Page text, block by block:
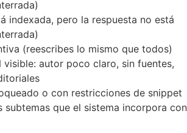
indexada, pero la respuesta no está
(reescribes lo mismo que todos)
visible: autor poco claro, sin fuentes,
o con restricciones de snippet
subtemas que el sistema incorpora con